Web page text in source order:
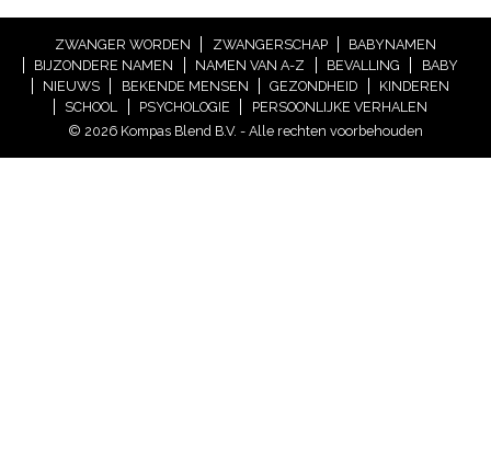
ZWANGER WORDEN ZWANGERSCHAP
BABYNAMEN
BIJZONDERE NAMEN
NAMEN VAN A-Z BEVALLING
BABY
NIEUWS
BEKENDE MENSEN GEZONDHEID
KINDEREN
SCHOOL
PSYCHOLOGIE
PERSOONLIJKE VERHALEN
© 2026 Kompas Blend B.V. - Alle rechten voorbehouden